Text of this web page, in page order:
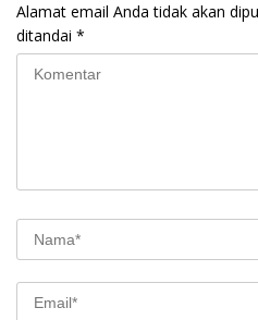
Alamat email Anda tidak akan
ditandai *